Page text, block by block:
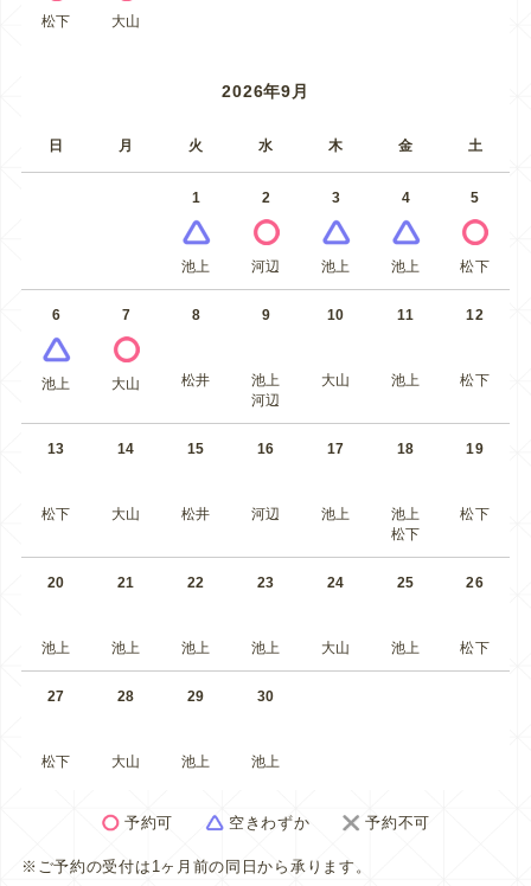
松下 大山
2026年9月
日 月 火 水 木 金 土
1
池上
2
河辺
3
池上
4
池上
5
松下
6
池上
7
大山
8
松井
9
池上
河辺
10
大山
11
池上
12
松下
13
松下
14
大山
15
松井
16
河辺
17
池上
18
池上
松下
19
松下
20
池上
21
池上
22
池上
23
池上
24
大山
25
池上
26
松下
27
松下
28
大山
29
池上
30
池上
予約可 空きわずか 予約不可
※ご予約の受付は1ヶ月前の同日から承ります。